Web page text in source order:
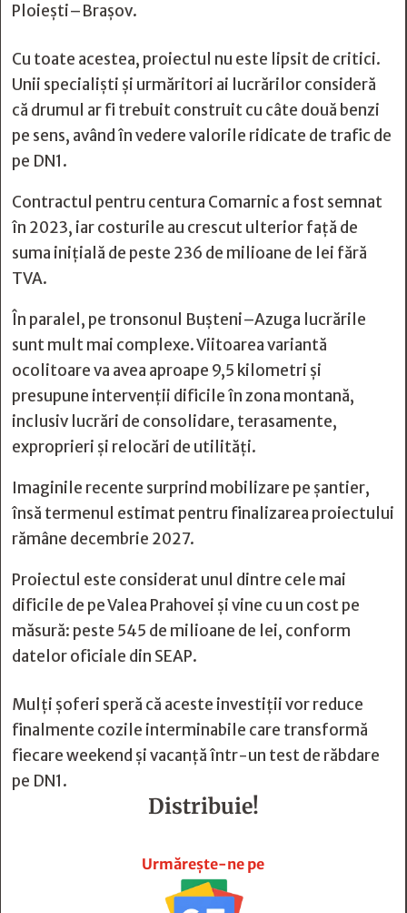
Ploiești–Brașov.
Cu toate acestea, proiectul nu este lipsit de critici.
Unii specialiști și urmăritori ai lucrărilor consideră
că drumul ar fi trebuit construit cu câte două benzi
pe sens, având în vedere valorile ridicate de trafic de
pe DN1.
Contractul pentru centura Comarnic a fost semnat
în 2023, iar costurile au crescut ulterior față de
suma inițială de peste 236 de milioane de lei fără
TVA.
În paralel, pe tronsonul Bușteni–Azuga lucrările
sunt mult mai complexe. Viitoarea variantă
ocolitoare va avea aproape 9,5 kilometri și
presupune intervenții dificile în zona montană,
inclusiv lucrări de consolidare, terasamente,
exproprieri și relocări de utilități.
Imaginile recente surprind mobilizare pe șantier,
însă termenul estimat pentru finalizarea proiectului
rămâne decembrie 2027.
Proiectul este considerat unul dintre cele mai
dificile de pe Valea Prahovei și vine cu un cost pe
măsură: peste 545 de milioane de lei, conform
datelor oficiale din SEAP.
Mulți șoferi speră că aceste investiții vor reduce
finalmente cozile interminabile care transformă
fiecare weekend și vacanță într-un test de răbdare
pe DN1.
Distribuie!
Urmărește-ne pe